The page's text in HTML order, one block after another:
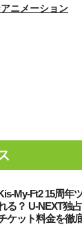
ニメーション
My-Ft2 15周年
る？ U-NEXT独
ケット料金を徹